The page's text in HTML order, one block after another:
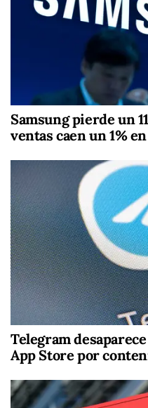
Samsung pierde un
ventas caen un 1%
Telegram
App Store por